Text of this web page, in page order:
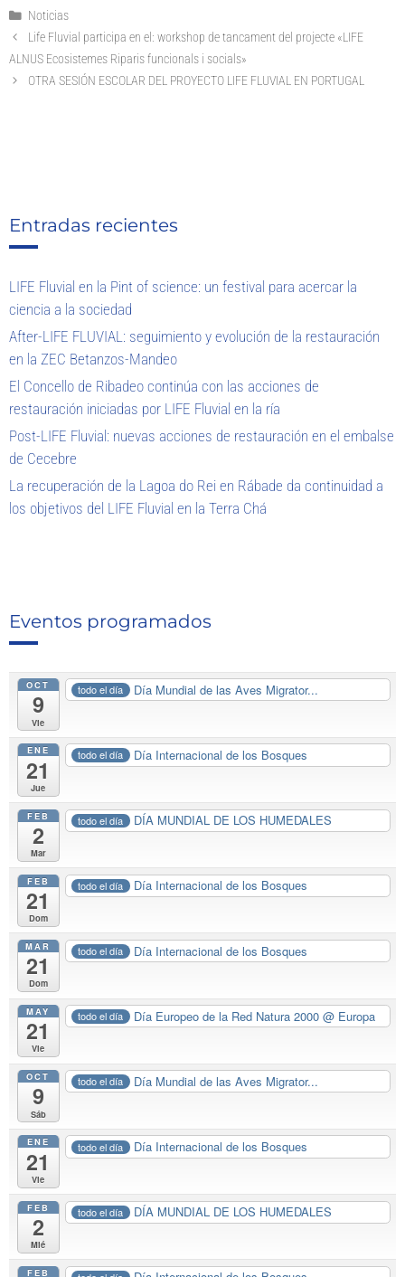
Noticias
Life Fluvial participa en el: workshop de tancament del projecte «LIFE
ALNUS Ecosistemes Riparis funcionals i socials»
OTRA SESIÓN ESCOLAR DEL PROYECTO LIFE FLUVIAL EN PORTUGAL
Entradas recientes
LIFE Fluvial en la Pint of science: un festival para acercar la
ciencia a la sociedad
After-LIFE FLUVIAL: seguimiento y evolución de la restauración
en la ZEC Betanzos-Mandeo
El Concello de Ribadeo continúa con las acciones de
restauración iniciadas por LIFE Fluvial en la ría
Post-LIFE Fluvial: nuevas acciones de restauración en el embalse
de Cecebre
La recuperación de la Lagoa do Rei en Rábade da continuidad a
los objetivos del LIFE Fluvial en la Terra Chá
Eventos programados
OCT
9
Vie
todo el día Día Mundial de las Aves Migrator...
ENE
21
Jue
todo el día Día Internacional de los Bosques
FEB
2
Mar
todo el día DÍA MUNDIAL DE LOS HUMEDALES
FEB
21
Dom
todo el día Día Internacional de los Bosques
MAR
21
Dom
todo el día Día Internacional de los Bosques
MAY
21
Vie
todo el día Día Europeo de la Red Natura 2000@ Europa
OCT
9
Sáb
todo el día Día Mundial de las Aves Migrator...
ENE
21
Vie
todo el día Día Internacional de los Bosques
FEB
2
Mié
todo el día DÍA MUNDIAL DE LOS HUMEDALES
FEB